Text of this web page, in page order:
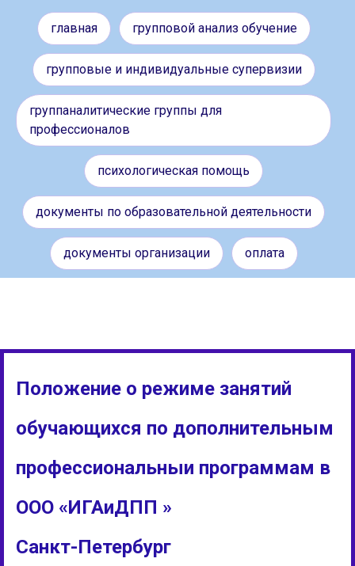
главная групповой анализ обучение
групповые и индивидуальные супервизии
группаналитические группы для
профессионалов
психологическая помощь
документы по образовательной деятельности
документы организации оплата
Положение о режиме занятий
обучающихся по дополнительным
профессиональныи программам в
ООО «ИГАиДПП »
Санкт-Петербург